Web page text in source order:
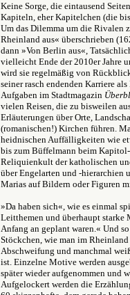
Keine Sorge, die eintausend
Kapiteln, eher Kapitelchen (die
Um das Dilemma um die Rivalen
Rheinland aus« überschrieben
dann »Von Berlin aus«,
vielleicht Ende der 2010er Jahre
wird sie regelmäßig von
seiner rasch endenden Karriere
Aufgaben im Stadtmagazin
vielen Reisen, die zu bisweilen
Erläuterungen über Orte,
(romanischen!) Kirchen führen.
heidnischen Auffälligkeiten wie
bis zum Büffelmann beim
Reliquienkult der katholischen
über Engelarten und -hierarchien
Marias auf Bildern oder Figuren
»Da haben sich«, wie es einmal
Leitthemen und überhaupt
Anfang an geplant waren.« Und
Stöckchen, wie man im
Abschweifung und manchmal
ist. Einzelne Motive werden
später wieder aufgenommen und
Aufgelockert werden die